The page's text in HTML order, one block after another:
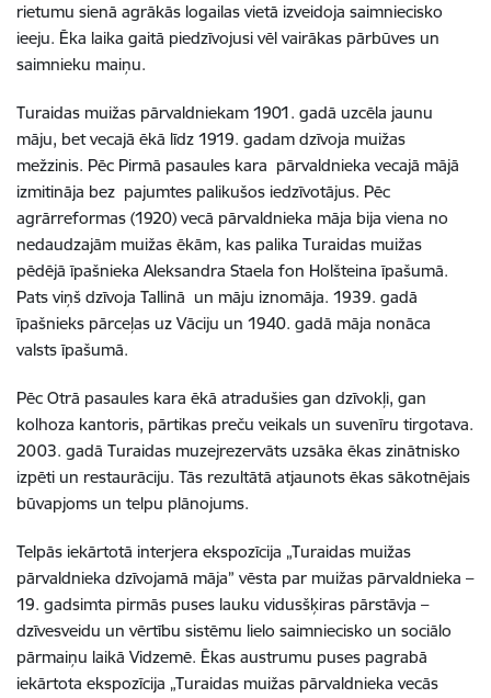
rietumu sienā agrākās logailas vietā izveidoja saimniecisko
ieeju. Ēka laika gaitā piedzīvojusi vēl vairākas pārbūves un
saimnieku maiņu.
Turaidas muižas pārvaldniekam 1901. gadā uzcēla jaunu
māju, bet vecajā ēkā līdz 1919. gadam dzīvoja muižas
mežzinis. Pēc Pirmā pasaules kara pārvaldnieka vecajā mājā
izmitināja bez pajumtes palikušos iedzīvotājus. Pēc
agrārreformas (1920) vecā pārvaldnieka māja bija viena no
nedaudzajām muižas ēkām, kas palika Turaidas muižas
pēdējā īpašnieka Aleksandra Staela fon Holšteina īpašumā.
Pats viņš dzīvoja Tallinā un māju iznomāja. 1939. gadā
īpašnieks pārceļas uz Vāciju un 1940. gadā māja nonāca
valsts īpašumā.
Pēc Otrā pasaules kara ēkā atradušies gan dzīvokļi, gan
kolhoza kantoris, pārtikas preču veikals un suvenīru tirgotava.
2003. gadā Turaidas muzejrezervāts uzsāka ēkas zinātnisko
izpēti un restaurāciju. Tās rezultātā atjaunots ēkas sākotnējais
būvapjoms un telpu plānojums.
Telpās iekārtotā interjera ekspozīcija „Turaidas muižas
pārvaldnieka dzīvojamā māja” vēsta par muižas pārvaldnieka –
19. gadsimta pirmās puses lauku vidusšķiras pārstāvja –
dzīvesveidu un vērtību sistēmu lielo saimniecisko un sociālo
pārmaiņu laikā Vidzemē. Ēkas austrumu puses pagrabā
iekārtota ekspozīcija „Turaidas muižas pārvaldnieka vecās